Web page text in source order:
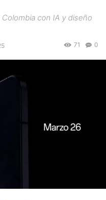
Colombia con IA y diseño
0
71